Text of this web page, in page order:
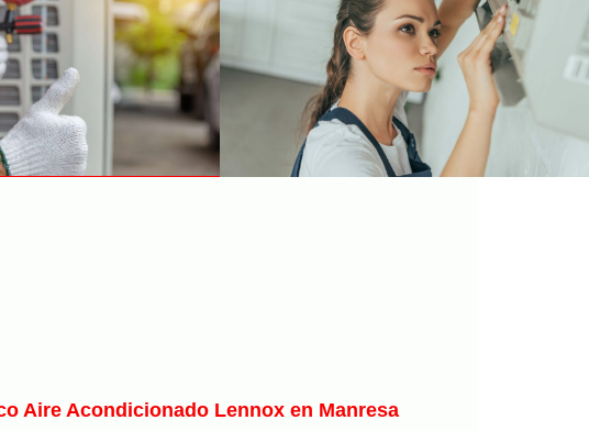
Aire Acondicionado Lennox en Manresa